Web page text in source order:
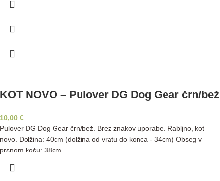
KOT NOVO – Pulover DG Dog Gear črn/bež
10,00 €
Pulover DG Dog Gear črn/bež. Brez znakov uporabe. Rabljno, kot
novo. Dolžina: 40cm (dolžina od vratu do konca - 34cm) Obseg v
prsnem košu: 38cm